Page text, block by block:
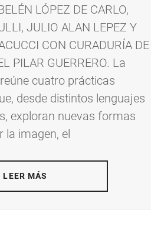
LÓPEZ DE CARLO,
JULIO ALAN LEPEZ Y
CON CURADURÍA DE
PILAR GUERRERO. La
cuatro prácticas
desde distintos lenguajes
exploran nuevas formas
la imagen, el
LEER MÁS